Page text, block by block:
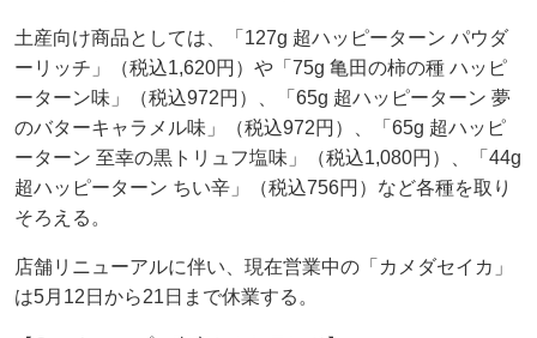
土産向け商品としては、「127g 超ハッピーターン パウダ
ーリッチ」（税込1,620円）や「75g 亀田の柿の種 ハッピ
ーターン味」（税込972円）、「65g 超ハッピーターン 夢
のバターキャラメル味」（税込972円）、「65g 超ハッピ
ーターン 至幸の黒トリュフ塩味」（税込1,080円）、「44g
超ハッピーターン ちい辛」（税込756円）など各種を取り
そろえる。
店舗リニューアルに伴い、現在営業中の「カメダセイカ」
は5月12日から21日まで休業する。